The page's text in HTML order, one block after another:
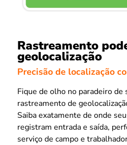
Rastreamento
geolocalização
Precisão de localização
Fique de olho no paradeiro de
rastreamento de
Saiba exatamente de onde
registram entrada e saída,
serviço de campo e